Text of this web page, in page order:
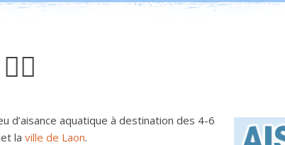
d’aisance aquatique à destination des 4-6
et la ville de Laon.